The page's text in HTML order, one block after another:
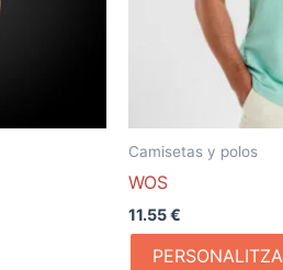
Camisetas y polos
WOS
11.55€
PERSONALITZA